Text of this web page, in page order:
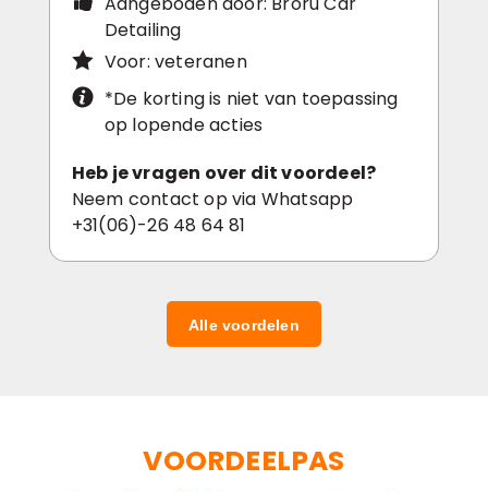
Detailing
Voor: veteranen
*De korting is niet van toepassing
op lopende acties
Heb je vragen over dit voordeel?
Neem contact op via Whatsapp
+31(06)-26 48 64 81
Alle voordelen
VOORDEELPAS